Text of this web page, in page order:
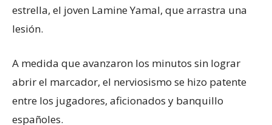
estrella, el joven Lamine Yamal, que arrastra una
lesión.
A medida que avanzaron los minutos sin lograr
abrir el marcador, el nerviosismo se hizo patente
entre los jugadores, aficionados y banquillo
españoles.